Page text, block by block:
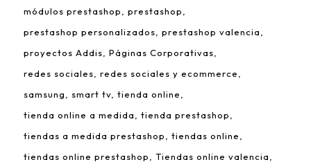
módulos prestashop
prestashop
prestashop personalizados
prestashop valencia
proyectos Addis
Páginas Corporativas
redes sociales
redes sociales y ecommerce
samsung
smart tv tienda online
tienda online a medida
tienda prestashop
tiendas a medida prestashop
tiendas online
tiendas online prestashop
Tiendas online valencia